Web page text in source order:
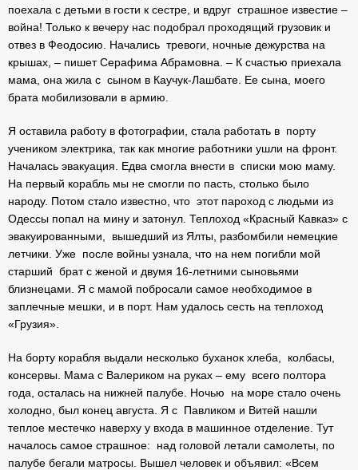
поехала с детьми в гости к сестре, и вдруг страшное известие –
война! Только к вечеру нас подобрал проходящий грузовик и
отвез в Феодосию. Начались тревоги, ночные дежурства на
крышах, – пишет Серафима Абрамовна. – К счастью приехала
мама, она жила с сыном в Каучук-Лашбате. Ее сына, моего
брата мобилизовали в армию.
Я оставила работу в фотографии, стала работать в порту
учеником электрика, так как многие работники ушли на фронт.
Началась эвакуация. Едва смогла внести в списки мою маму.
На первый корабль мы не смогли по пасть, столько было
народу. Потом стало известно, что этот пароход с людьми из
Одессы попал на мину и затонул. Теплоход «Красный Кавказ» с
эвакуированными, вышедший из Ялты, разбомбили немецкие
летчики. Уже после войны узнала, что на нем погибли мой
старший брат с женой и двумя 16-летними сыновьями
близнецами. Я с мамой побросали самое необходимое в
заплечные мешки, и в порт. Нам удалось сесть на теплоход
«Грузия».
На борту корабля выдали несколько буханок хлеба, колбасы,
консервы. Мама с Валериком на руках – ему всего полтора
года, осталась на нижней палубе. Ночью на море стало очень
холодно, был конец августа. Я с Павликом и Витей нашли
теплое местечко наверху у входа в машинное отделение. Тут
началось самое страшное: над головой летали самолеты, по
палубе бегали матросы. Вышел человек и объявил: «Всем